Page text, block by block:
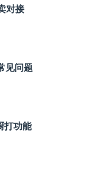
对接
见问题
打功能